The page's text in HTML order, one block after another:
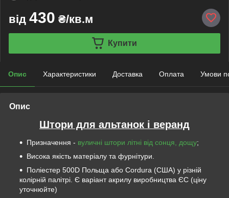
від 430 ₴/кв.м
Купити
Опис Характеристики Доставка Оплата Умови
Опис
Штори для альтанок і веранд
Призначення - вуличні штори літні від сонця, дощу;
Висока якість матеріалу та фурнітури.
Поліестер 500D Польща або Cordura (США) у різній
колірній палітрі. Є варіант акрилу виробництва ЄС (ціну
уточнюйте)